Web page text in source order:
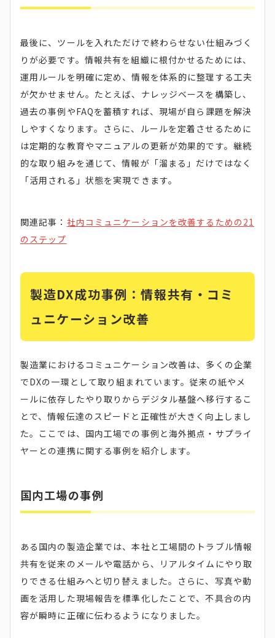
最後に、ツールを入れただけで終わらせない仕組みづく
りが必要です。情報共有を組織に根付かせるためには、
運用ルールを明確に定め、情報を体系的に整理する工夫
が欠かせません。たとえば、ナレッジベースを構築し、
過去の事例やFAQを蓄積すれば、現場が自ら課題を解決
しやすくなります。さらに、ルールを定着させるために
は定期的な教育やマニュアルの更新が効果的です。継続
的な取り組みを通じて、情報が「溜まる」だけではなく
「活用される」状態を実現できます。
関連記事： 社内コミュニケーションを改善するための21
のステップ
製造DX成功事例：情報共有・コミ
ュニケーション改善
製造業におけるコミュニケーション改善は、多くの企業
でDXの一環として取り組まれています。従来の紙やメ
ールに依存したやり取りからデジタル基盤へ移行するこ
とで、情報伝達のスピードと正確性が大きく向上しまし
た。ここでは、国内工場での事例と海外拠点・サプライ
ヤーとの連携に関する事例を紹介します。
国内工場の事例
ある国内の製造企業では、本社と工場間のトラブル情報
共有を従来のメールや電話から、リアルタイムにやり取
りできる仕組みへと切り替えました。さらに、写真や動
画を活用した現場報告を標準化したことで、不具合の内
容が瞬時に正確に伝わるようになりました。